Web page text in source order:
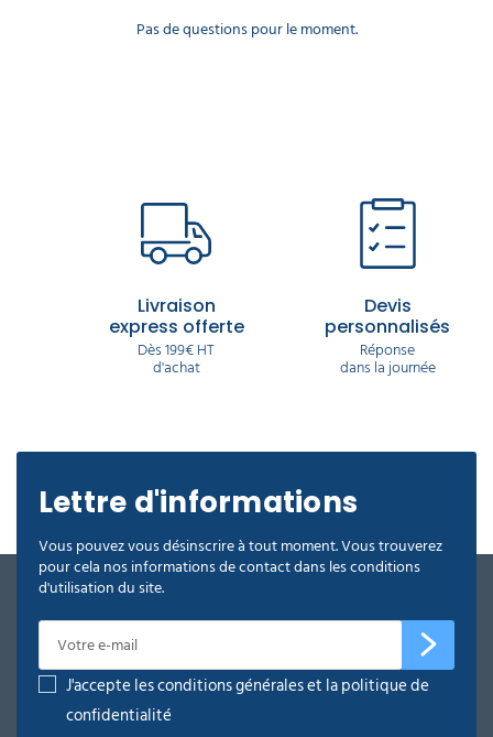
Pas de questions pour le moment.
Livraison
express offerte
Dès 199€ HT
d'achat
Devis
personnalisés
Réponse
dans la journée
Lettre d'informations
Vous pouvez vous désinscrire à tout moment. Vous trouverez
pour cela nos informations de contact dans les conditions
d'utilisation du site.
J'accepte les conditions générales et la politique de
confidentialité